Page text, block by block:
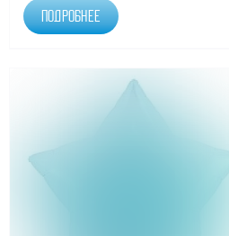
Подробнее